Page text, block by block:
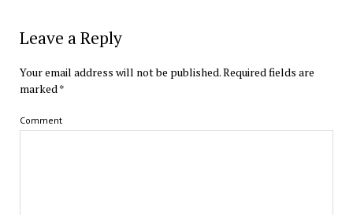
Leave a Reply
Your email address will not be published.Required fields are
marked*
Comment